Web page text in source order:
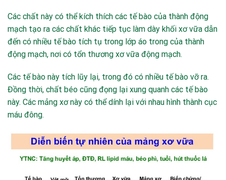
Các chất này có thể kích thích các tế bào của thành động
mạch tạo ra các chất khác tiếp tục làm dày khối xơ vữa dẫn
đến có nhiều tế bào tích tụ trong lớp áo trong của thành
động mạch, nơi có tổn thương xơ vữa động mạch.
Các tế bào này tích lũy lại, trong đó có nhiều tế bào vỡ ra.
Đồng thời, chất béo cũng đọng lại xung quanh các tế bào
này. Các mảng xơ này có thể dính lại với nhau hình thành cục
máu đông.